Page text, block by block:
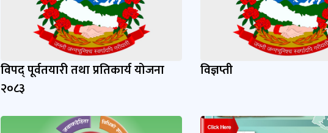
विपद् पूर्वतयारी तथा प्रतिकार्य योजना
२०८३
विज्ञप्ती